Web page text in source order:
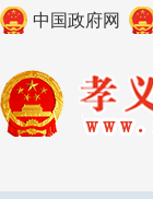
中国政府网